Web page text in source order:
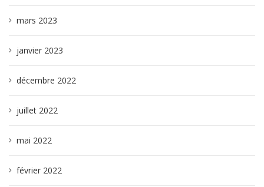
mars 2023
janvier 2023
décembre 2022
juillet 2022
mai 2022
février 2022